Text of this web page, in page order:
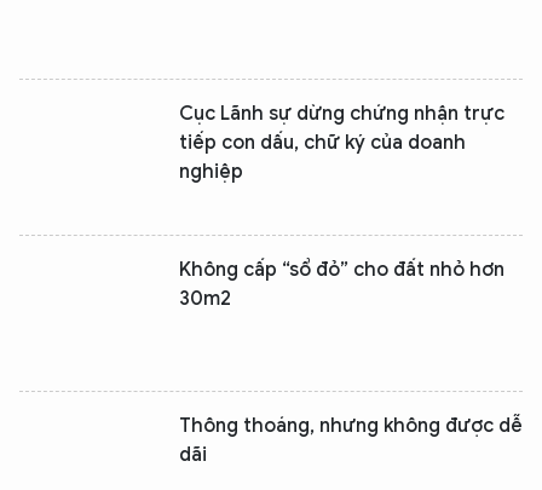
Cục Lãnh sự dừng chứng nhận trực
tiếp con dấu, chữ ký của doanh
nghiệp
Không cấp “sổ đỏ” cho đất nhỏ hơn
30m2
Thông thoáng, nhưng không được dễ
dãi